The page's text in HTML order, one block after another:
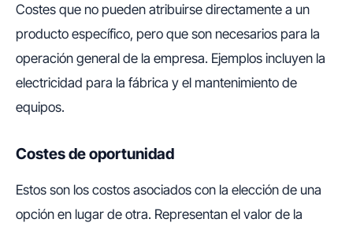
Costes que no pueden atribuirse directamente a un
producto específico, pero que son necesarios para la
operación general de la empresa. Ejemplos incluyen la
electricidad para la fábrica y el mantenimiento de
equipos.
Costes de oportunidad
Estos son los costos asociados con la elección de una
opción en lugar de otra. Representan el valor de la